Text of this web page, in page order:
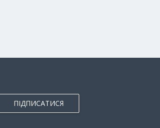
ПІДПИСАТИСЯ